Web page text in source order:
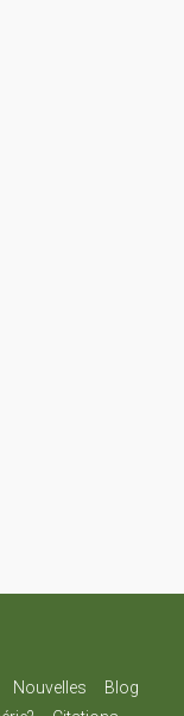
Nouvelles
Blog